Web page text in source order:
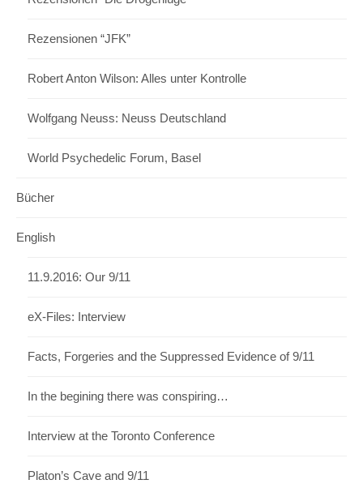
Rezensionen “JFK”
Robert Anton Wilson: Alles unter Kontrolle
Wolfgang Neuss: Neuss Deutschland
World Psychedelic Forum, Basel
Bücher
English
11.9.2016: Our 9/11
eX-Files: Interview
Facts, Forgeries and the Suppressed Evidence of 9/11
In the begining there was conspiring…
Interview at the Toronto Conference
Platon’s Cave and 9/11